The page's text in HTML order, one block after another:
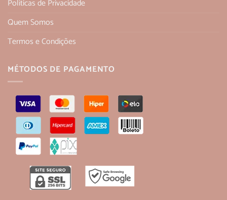
Políticas de Privacidade
Quem Somos
Termos e Condições
MÉTODOS DE PAGAMENTO